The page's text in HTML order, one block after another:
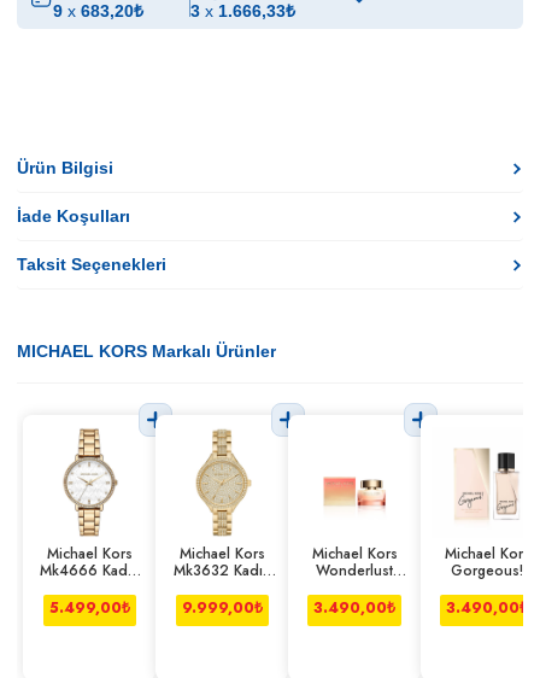
9 x 683,20₺
3 x 1.666,33₺
Ürün Bilgisi
İade Koşulları
Taksit Seçenekleri
MICHAEL KORS Markalı Ürünler
Michael Kors
Mk4666 Kadın
5.499,00₺
Michael Kors
Mk3632 Kadın
9.999,00₺
Michael Kors
Wonderlust
Ml
3.490,00₺
Michael Kors
Gorgeous!
Ml
3.490,00₺